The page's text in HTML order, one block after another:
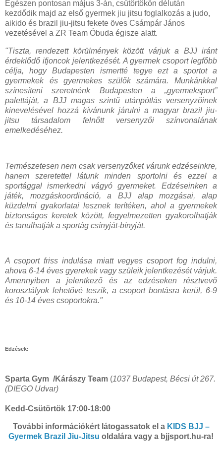
Egészen pontosan május 3-án, csütörtökön délután
kezdődik majd az első gyermek jiu jitsu foglalkozás a judo,
aikido és brazil jiu-jitsu fekete öves Csámpár János
vezetésével a ZR Team Óbuda égisze alatt.
"Tiszta, rendezett körülmények között várjuk a BJJ iránt
érdeklődő ifjoncok jelentkezését. A gyermek csoport legfőbb
célja, hogy Budapesten ismertté tegye ezt a sportot a
gyermekek és gyermekes szülők számára. Munkánkkal
színesíteni szeretnénk Budapesten a „gyermeksport”
palettáját, a BJJ magas szintű utánpótlás versenyzőinek
kinevelésével hozzá kívánunk járulni a magyar brazil jiu-
jitsu társadalom felnőtt versenyzői színvonalának
emelkedéséhez.
Természetesen nem csak versenyzőket várunk edzéseinkre,
hanem szeretettel látunk minden sportolni és ezzel a
sportággal ismerkedni vágyó gyermeket. Edzéseinken a
játék, mozgáskoordináció, a BJJ alap mozgásai, alap
küzdelmi gyakorlatai lesznek terítéken, ahol a gyermekek
biztonságos keretek között, fegyelmezetten gyakorolhatják
és tanulhatják a sportág csínyját-bínyját.
A csoport friss indulása miatt vegyes csoport fog indulni,
ahova 6-14 éves gyerekek vagy szüleik jelentkezését várjuk.
Amennyiben a jelentkező és az edzéseken résztvevő
korosztályok lehetővé teszik, a csoport bontásra kerül, 6-9
és 10-14 éves csoportokra."
Edzések:
Sparta Gym /Kárászy Team (1037 Budapest, Bécsi út 267.
(DIEGO Udvar)
Kedd-Csütörtök 17:00-18:00
További információkért látogassatok el a KIDS BJJ –
Gyermek Brazil Jiu-Jitsu oldalára vagy a bjjsport.hu-ra!